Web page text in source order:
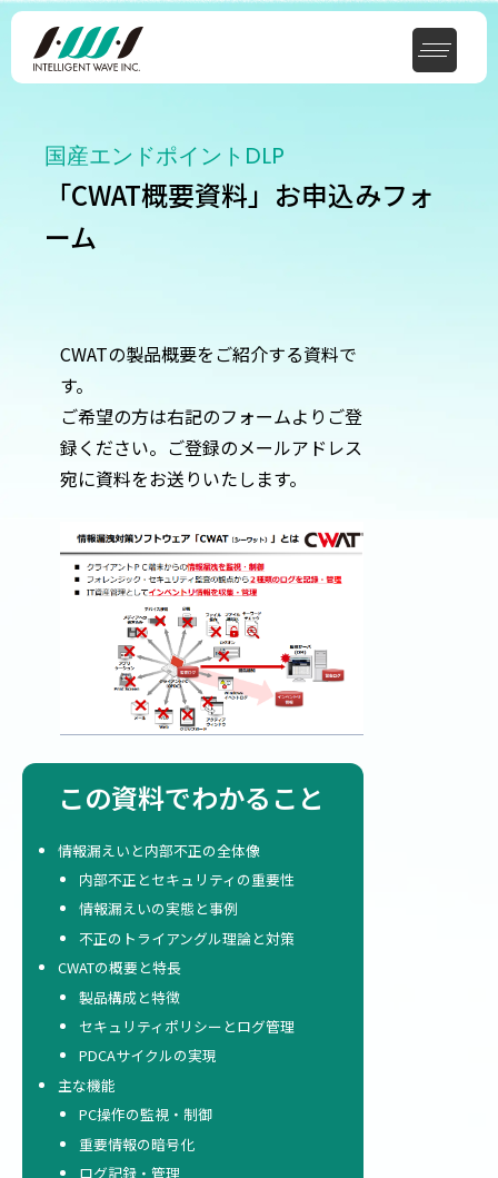
国産エンドポイントDLP
「CWAT概要資料」お申込みフォ
ーム
CWATの製品概要をご紹介する資料で
す。
ご希望の方は右記のフォームよりご登
録ください。ご登録のメールアドレス
宛に資料をお送りいたします。
この資料でわかること
情報漏えいと内部不正の全体像
内部不正とセキュリティの重要性
情報漏えいの実態と事例
不正のトライアングル理論と対策
CWATの概要と特長
製品構成と特徴
セキュリティポリシーとログ管理
PDCAサイクルの実現
主な機能
PC操作の監視・制御
重要情報の暗号化
ログ記録・管理